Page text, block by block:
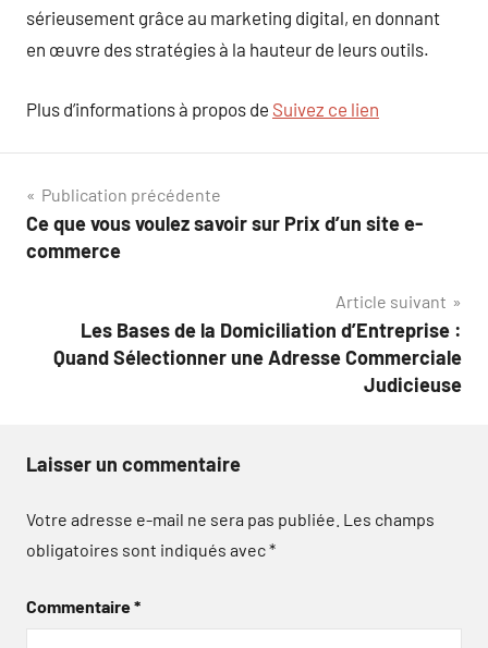
sérieusement grâce au marketing digital, en donnant
en œuvre des stratégies à la hauteur de leurs outils.
Plus d’informations à propos de Suivez ce lien
Navigation
de
Publication précédente
Ce que vous voulez savoir sur Prix d’un site e-
commerce
Article suivant
Les Bases de la Domiciliation d’Entreprise :
Quand Sélectionner une Adresse Commerciale
Judicieuse
Laisser un commentaire
Votre adresse e-mail ne sera pas publiée. Les champs
obligatoires sont indiqués avec*
Commentaire*